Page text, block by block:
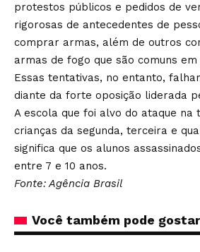
protestos públicos e pedidos de
rigorosas de antecedentes de
comprar armas, além de outros
armas de fogo que são comuns
Essas tentativas, no entanto,
diante da forte oposição liderada
A escola que foi alvo do ataque
crianças da segunda, terceira e
significa que os alunos
entre 7 e 10 anos.
Fonte: Agência Brasil
Você também pode